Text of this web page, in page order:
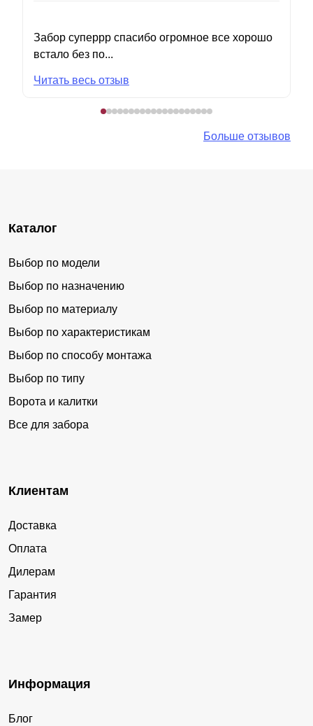
Забор суперрр спасибо огромное все хорошо
встало без по...
Читать весь отзыв
Больше отзывов
Каталог
Выбор по модели
Выбор по назначению
Выбор по материалу
Выбор по характеристикам
Выбор по способу монтажа
Выбор по типу
Ворота и калитки
Все для забора
Клиентам
Доставка
Оплата
Дилерам
Гарантия
Замер
Информация
Блог